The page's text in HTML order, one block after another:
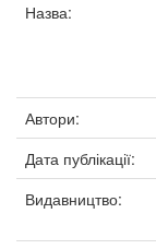
Назва:
Автори:
Дата публікації:
Видавництво: